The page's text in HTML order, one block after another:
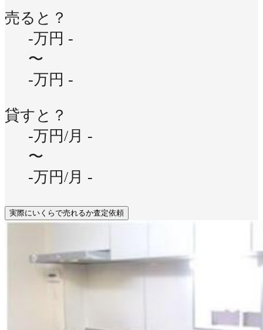
売ると？
-万円 -
〜
-万円 -
貸すと？
-万円/月 -
〜
-万円/月 -
実際にいくらで売れるか査定依頼